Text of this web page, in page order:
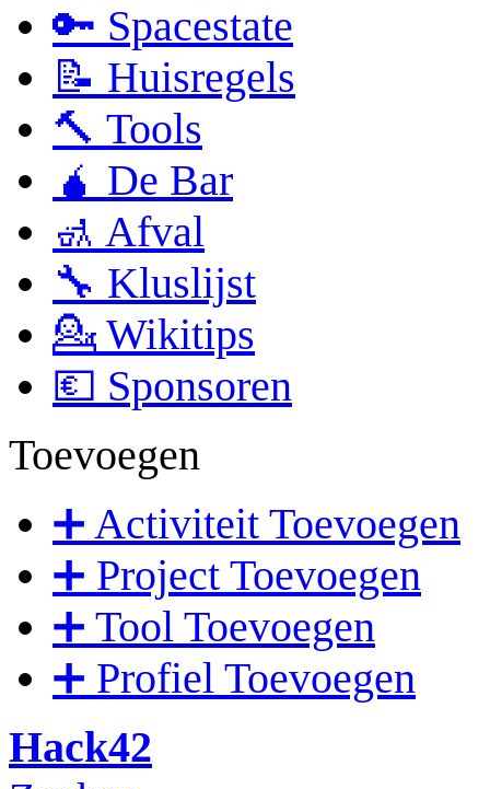
🔑 Spacestate
📝 Huisregels
🔨 Tools
🧉 De Bar
🚮 Afval
🔧 Kluslijst
💁 Wikitips
💶 Sponsoren
Toevoegen
➕ Activiteit Toevoegen
➕ Project Toevoegen
➕ Tool Toevoegen
➕ Profiel Toevoegen
Hack42